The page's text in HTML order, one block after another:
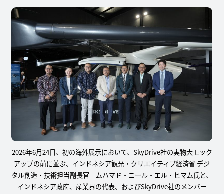
2026年6月24日、初の海外展示において、SkyDrive社の実物大モック
アップの前に並ぶ、インドネシア観光・クリエイティブ経済省 デジ
タル創造・技術担当副長官 ムハマド・ニール・エル・ヒマム氏と、
インドネシア政府、産業界の代表、およびSkyDrive社のメンバー